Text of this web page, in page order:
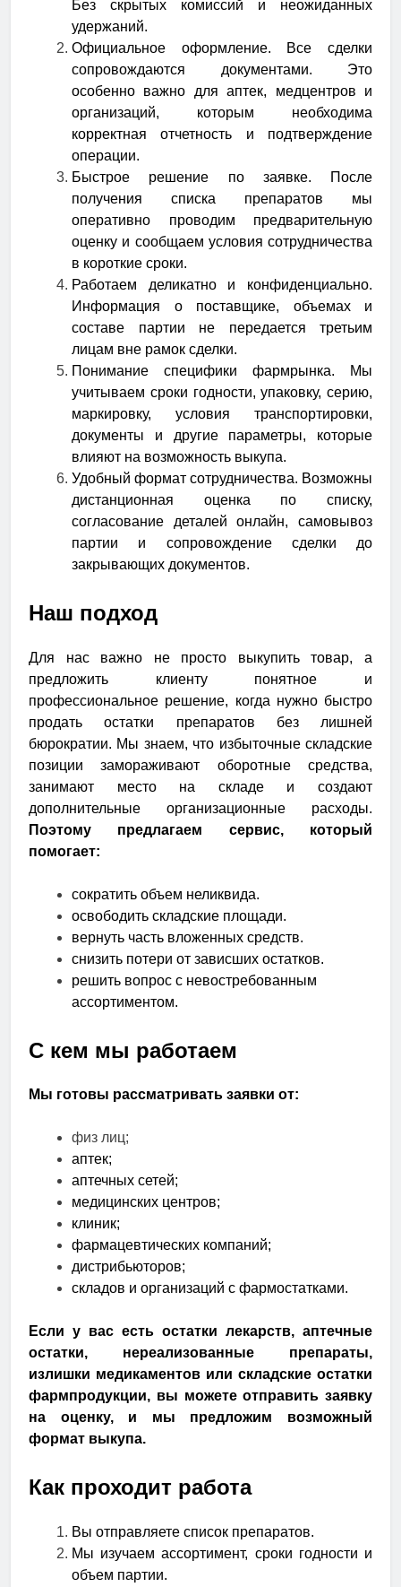
Без скрытых комиссий и неожиданных
удержаний.
Официальное оформление. Все сделки
сопровождаются документами. Это
особенно важно для аптек, медцентров и
организаций, которым необходима
корректная отчетность и подтверждение
операции.
Быстрое решение по заявке.
После
получения списка препаратов мы
оперативно проводим предварительную
оценку и сообщаем условия сотрудничества
в короткие сроки.
Работаем деликатно и конфиденциально.
Информация о поставщике, объемах и
составе партии не передается третьим
лицам вне рамок сделки.
Понимание специфики фармрынка.
Мы
учитываем сроки годности, упаковку, серию,
маркировку, условия транспортировки,
документы и другие параметры, которые
влияют на возможность выкупа.
Удобный формат сотрудничества. Возможны
дистанционная оценка по списку,
согласование деталей онлайн, самовывоз
партии и сопровождение сделки до
закрывающих документов.
Наш подход
Для нас важно не просто выкупить товар, а
предложить клиенту понятное и
профессиональное решение, когда нужно быстро
продать остатки препаратов без лишней
бюрократии. Мы знаем, что избыточные складские
позиции замораживают оборотные средства,
занимают место на складе и создают
дополнительные организационные расходы.
Поэтому предлагаем сервис, который
помогает:
сократить объем неликвида.
освободить складские площади.
вернуть часть вложенных средств.
снизить потери от зависших остатков.
решить вопрос с невостребованным
ассортиментом.
С кем мы работаем
Мы готовы рассматривать заявки от:
физ лиц;
аптек;
аптечных сетей;
медицинских центров;
клиник;
фармацевтических компаний;
дистрибьюторов;
складов и организаций с фармостатками.
Если у вас есть остатки лекарств, аптечные
остатки, нереализованные препараты,
излишки медикаментов или складские остатки
фармпродукции, вы можете отправить заявку
на оценку, и мы предложим возможный
формат выкупа.
Как проходит работа
Вы отправляете список препаратов.
Мы изучаем ассортимент, сроки годности и
объем партии.